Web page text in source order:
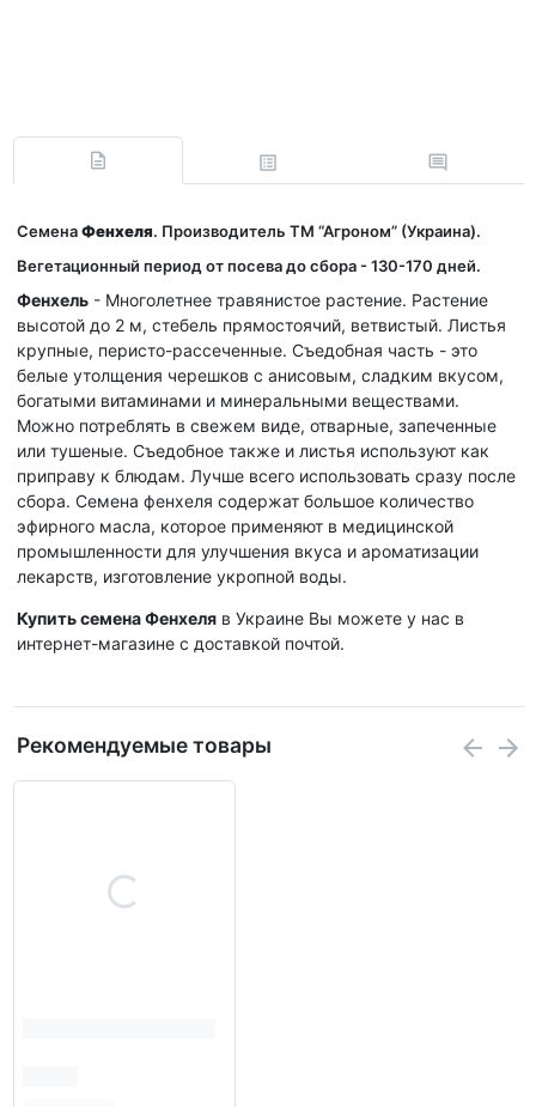
СеменаФенхеля. Производитель ТМ “Агроном” (Украина).
Вегетационный период от посева до сбора - 130-170 дней.
Фенхель - Многолетнее травянистое растение. Растение
высотой до 2 м, стебель прямостоячий, ветвистый. Листья
крупные, перисто-рассеченные. Съедобная часть - это
белые утолщения черешков с анисовым, сладким вкусом,
богатыми витаминами и минеральными веществами.
Можно потреблять в свежем виде, отварные, запеченные
или тушеные. Съедобное также и листья используют как
приправу к блюдам. Лучше всего использовать сразу после
сбора. Семена фенхеля содержат большое количество
эфирного масла, которое применяют в медицинской
промышленности для улучшения вкуса и ароматизации
лекарств, изготовление укропной воды.
Купить семена Фенхеля в Украине Вы можете у нас в
интернет-магазине с доставкой почтой.
Рекомендуемые товары